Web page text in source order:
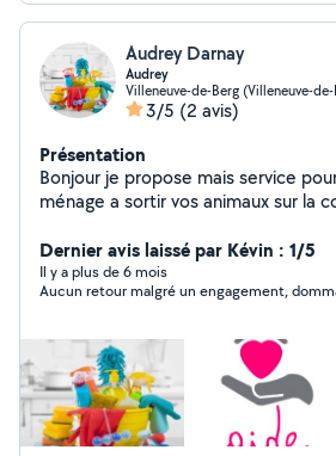
Audrey Darnay
Audrey
Villeneuve-de-Berg (Villeneuve-
3/5 (2 avis)
Présentation
Bonjour je propose mais service
ménage a sortir vos animaux sur la
sérieuse et motivée n'hésitez a me
Dernier avis laissé par Kévin : 1/5
Il y a plus de 6 mois
Aucun retour malgré un engagement,